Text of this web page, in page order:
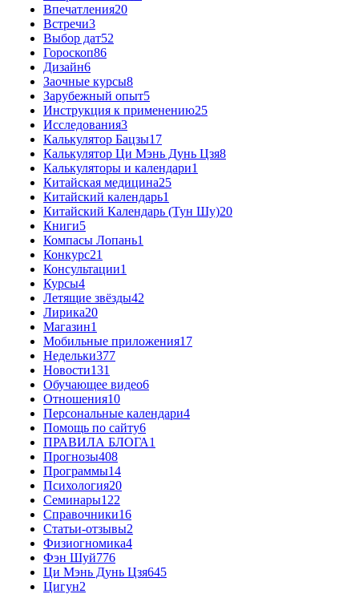
Впечатления20
Встречи3
Выбор дат52
Гороскоп86
Дизайн6
Заочные курсы8
Зарубежный опыт5
Инструкция к применению25
Исследования3
Калькулятор Бацзы17
Калькулятор Ци Мэнь Дунь Цзя8
Калькуляторы и календари1
Китайская медицина25
Китайский календарь1
Китайский Календарь (Тун Шу)20
Книги5
Компасы Лопань1
Конкурс21
Консультации1
Курсы4
Летящие звёзды42
Лирика20
Магазин1
Мобильные приложения17
Недельки377
Новости131
Обучающее видео6
Отношения10
Персональные календари4
Помощь по сайту6
ПРАВИЛА БЛОГА1
Прогнозы408
Программы14
Психология20
Семинары122
Справочники16
Статьи-отзывы2
Физиогномика4
Фэн Шуй776
Ци Мэнь Дунь Цзя645
Цигун2